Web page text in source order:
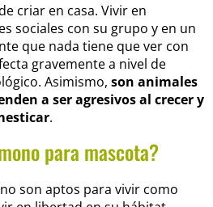
criar en casa. Vivir en
sociales con su grupo y en un
que nada tiene que ver con
gravemente a nivel de
Asimismo, son animales
a ser agresivos al crecer y
.
para mascota?
son aptos para vivir como